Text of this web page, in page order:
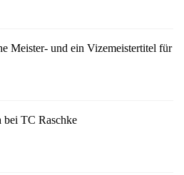
Meister- und ein Vizemeistertitel für
bei TC Raschke